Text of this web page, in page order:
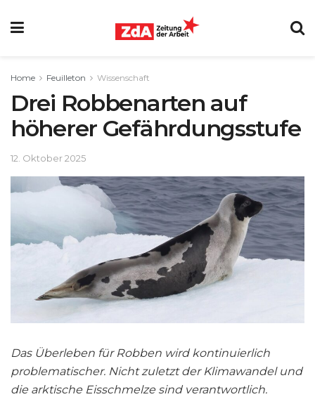
Home Feuilleton Wissenschaft
Drei Robbenarten auf
höherer Gefährdungsstufe
12. Oktober 2025
Das Überleben für Robben wird kontinuierlich
problematischer. Nicht zuletzt der Klimawandel und
die arktische Eisschmelze sind verantwortlich.